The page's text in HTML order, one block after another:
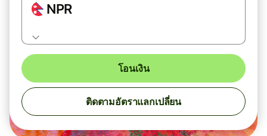
NPR
โอนเงิน
ติดตามอัตราแลกเปลี่ยน